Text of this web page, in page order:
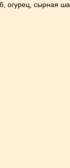
огурец, сырная